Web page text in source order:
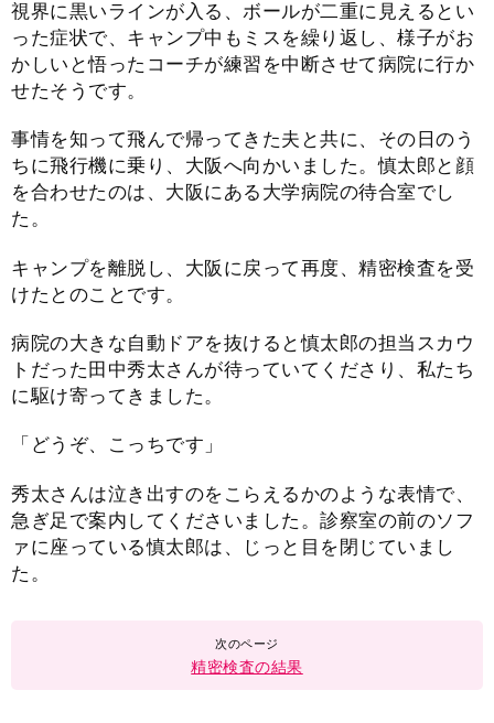
視界に黒いラインが入る、ボールが二重に見えるとい
った症状で、キャンプ中もミスを繰り返し、様子がお
かしいと悟ったコーチが練習を中断させて病院に行か
せたそうです。
事情を知って飛んで帰ってきた夫と共に、その日のう
ちに飛行機に乗り、大阪へ向かいました。慎太郎と顔
を合わせたのは、大阪にある大学病院の待合室でし
た。
キャンプを離脱し、大阪に戻って再度、精密検査を受
けたとのことです。
病院の大きな自動ドアを抜けると慎太郎の担当スカウ
トだった田中秀太さんが待っていてくださり、私たち
に駆け寄ってきました。
「どうぞ、こっちです」
秀太さんは泣き出すのをこらえるかのような表情で、
急ぎ足で案内してくださいました。診察室の前のソフ
ァに座っている慎太郎は、じっと目を閉じていまし
た。
精密検査の結果